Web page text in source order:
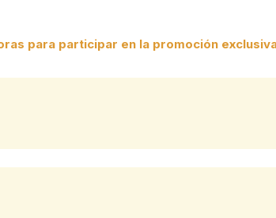
para participar en la promoción